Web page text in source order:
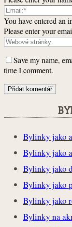
You have entered an
Please enter your
Save my name,
time I comment.
Bylinky jako
Bylinky jako
Bylinky jako
Bylinky jako
Bylinky jako
Bylinky na